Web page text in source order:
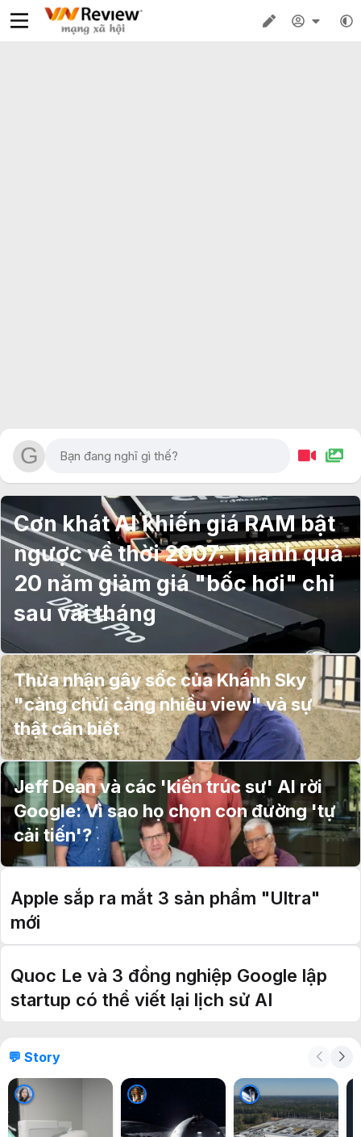
Cơn khát AI khiến giá RAM bật
ngược về thời 2007: Thành quả
20 năm giảm giá "bốc hơi" chỉ
sau vài tháng
Thừa nhận gây sốc của Khánh Sky
"càng chửi càng nhiều view" và sự
thật cần biết
Jeff Dean và các 'kiến trúc sư' AI rời
Google: Vì sao họ chọn con đường 'tự
cải tiến'?
Apple sắp ra mắt 3 sản phẩm "Ultra"
mới
Quoc Le và 3 đồng nghiệp Google lập
startup có thể viết lại lịch sử AI
💬 Story